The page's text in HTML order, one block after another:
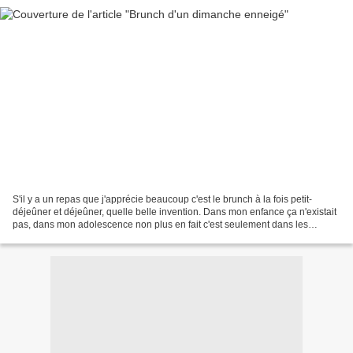
S'il y a un repas que j'apprécie beaucoup c'est le brunch à la fois petit-
déjeûner et déjeûner, quelle belle invention. Dans mon enfance ça n'existait
pas, dans mon adolescence non plus en fait c'est seulement dans les